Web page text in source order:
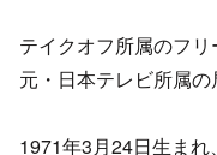
テイクオフ所属のフ
元・日本テレビ所属の
1971年3月24日生ま